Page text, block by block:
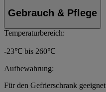
Gebrauch & Pflege
Temperaturbereich:
-23℃ bis 260℃
Aufbewahrung:
Für den Gefrierschrank geeignet